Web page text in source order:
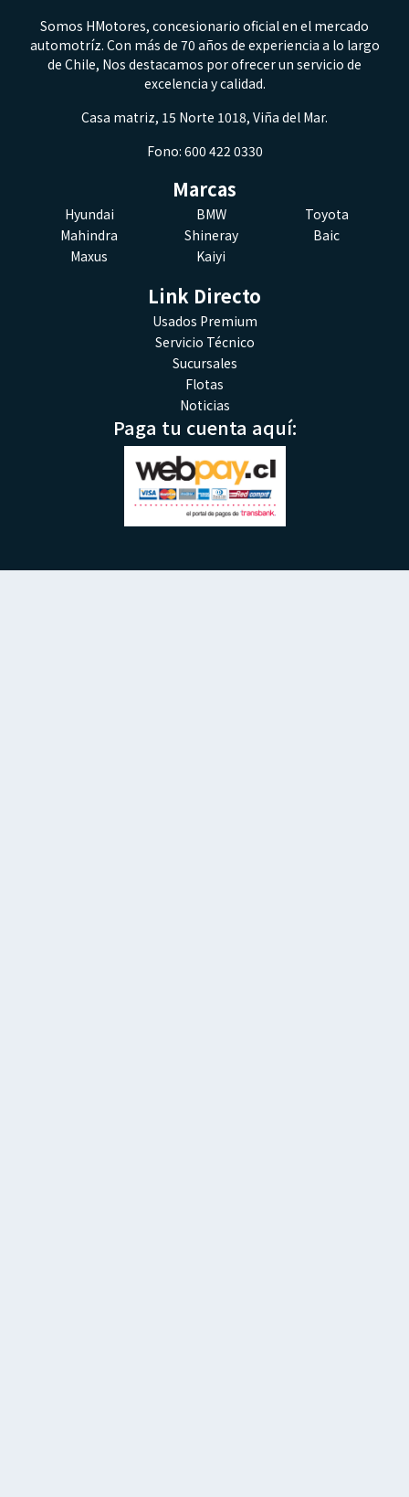
Somos HMotores, concesionario oficial en el mercado
automotríz. Con más de 70 años de experiencia a lo largo
de Chile, Nos destacamos por ofrecer un servicio de
excelencia y calidad.
Casa matriz, 15 Norte 1018, Viña del Mar.
Fono: 600 422 0330
Marcas
Hyundai BMW
Toyota
Mahindra
Shineray
Baic
Maxus
Kaiyi
Link Directo
Usados Premium
Servicio Técnico
Sucursales
Flotas
Noticias
Paga tu cuenta aquí: